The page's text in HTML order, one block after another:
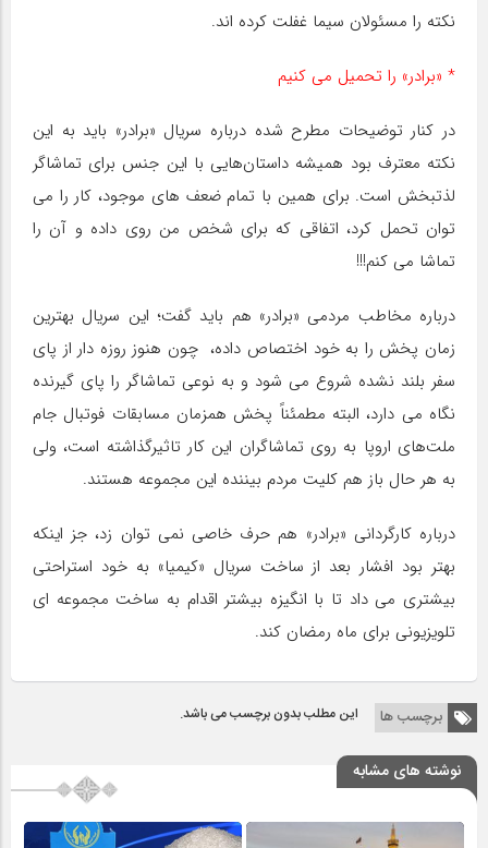
نکته را مسئولان سیما غفلت کرده اند.
* «برادر» را تحمیل می کنیم
در کنار توضیحات مطرح شده درباره سریال «برادر» باید به این
نکته معترف بود همیشه داستان‌هایی با این جنس برای تماشاگر
لذتبخش است. برای همین با تمام ضعف های موجود، کار را می
توان تحمل کرد، اتفاقی که برای شخص من روی داده و آن را
تماشا می کنم!!!
درباره مخاطب مردمی «برادر» هم باید گفت؛ این سریال بهترین
زمان پخش را به خود اختصاص داده، چون هنوز روزه دار از پای
سفر بلند نشده شروع می شود و به نوعی تماشاگر را پای گیرنده
نگاه می دارد، البته مطمئناً پخش همزمان مسابقات فوتبال جام
ملت‌های اروپا به روی تماشاگران این کار تاثیرگذاشته است، ولی
به هر حال باز هم کلیت مردم بیننده این مجموعه هستند.
درباره کارگردانی «برادر» هم حرف خاصی نمی توان زد، جز اینکه
بهتر بود افشار بعد از ساخت سریال «کیمیا» به خود استراحتی
بیشتری می داد تا با انگیزه بیشتر اقدام به ساخت مجموعه ای
تلویزیونی برای ماه رمضان کند.
برچسب ها این مطلب بدون برچسب می باشد.
نوشته های مشابه